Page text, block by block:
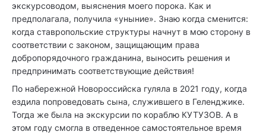
экскурсоводом, выяснения моего порока. Как и
предполагала, получила «уныние». Знаю когда сменится:
когда ставропольские структуры начнут в мою сторону в
соответствии с законом, защищающим права
добропорядочного гражданина, выносить решения и
предпринимать соответствующие действия!
По набережной Новороссийска гуляла в 2021 году, когда
ездила попроведовать сына, служившего в Геленджике.
Тогда же была на экскурсии по кораблю КУТУЗОВ. А в
этом году смогла в отведенное самостоятельное время